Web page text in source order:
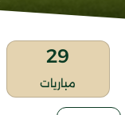
29
مباريات